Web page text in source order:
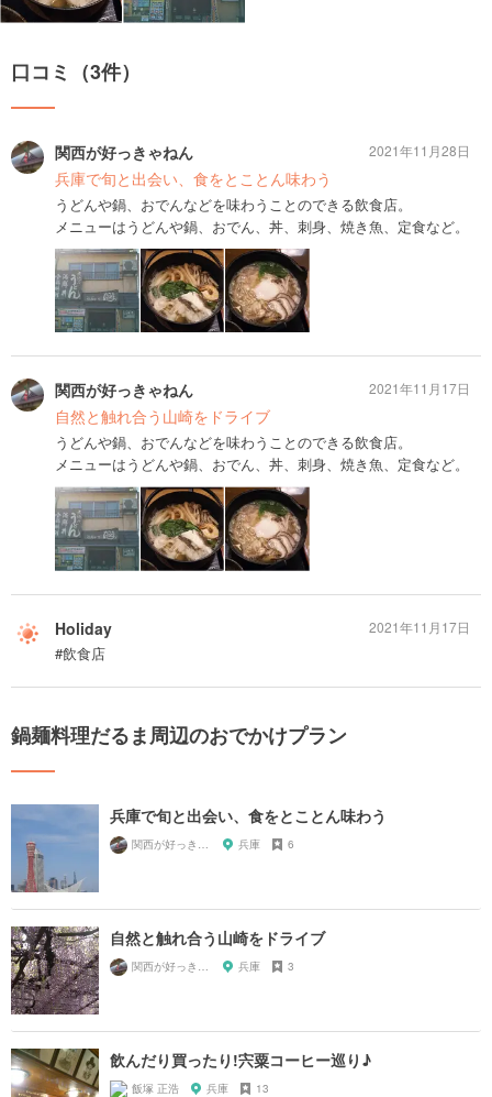
口コミ（3件）
関西が好っきゃねん
兵庫で旬と出会い、食をとことん味わう
うどんや鍋、おでんなどを味わうことのできる飲食店。
メニューはうどんや鍋、おでん、丼、刺身、焼き魚、定食など。
2021年11月28日
関西が好っきゃねん
自然と触れ合う山崎をドライブ
うどんや鍋、おでんなどを味わうことのできる飲食店。
メニューはうどんや鍋、おでん、丼、刺身、焼き魚、定食など。
2021年11月17日
Holiday
#飲食店
2021年11月17日
鍋麺料理だるま周辺のおでかけプラン
兵庫で旬と出会い、食をとことん味わう
関西が好っきゃねん 兵庫 6
自然と触れ合う山崎をドライブ
関西が好っきゃねん 兵庫 3
飲んだり買ったり!宍粟コーヒー巡り♪
飯塚 正浩 兵庫 13